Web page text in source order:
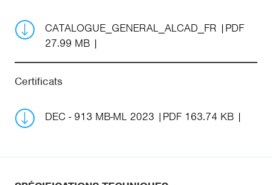
CATALOGUE_GENERAL_ALCAD_FR
PDF
27.99 MB
Certificats
DEC - 913 MB-ML 2023 PDF 163.74 KB